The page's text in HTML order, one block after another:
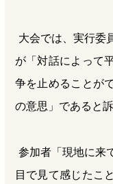
大会では、実行委
が「対話によって
争を止めることが
の意思」であると訴
参加者「現地に来
目で見て感じたこ